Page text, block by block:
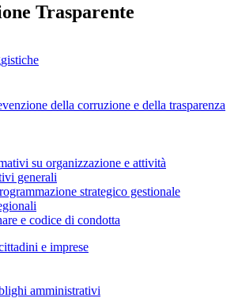
Trasparente
della corruzione e della trasparenza
su organizzazione e attività
generali
strategico gestionale
e codice di condotta
e imprese
amministrativi